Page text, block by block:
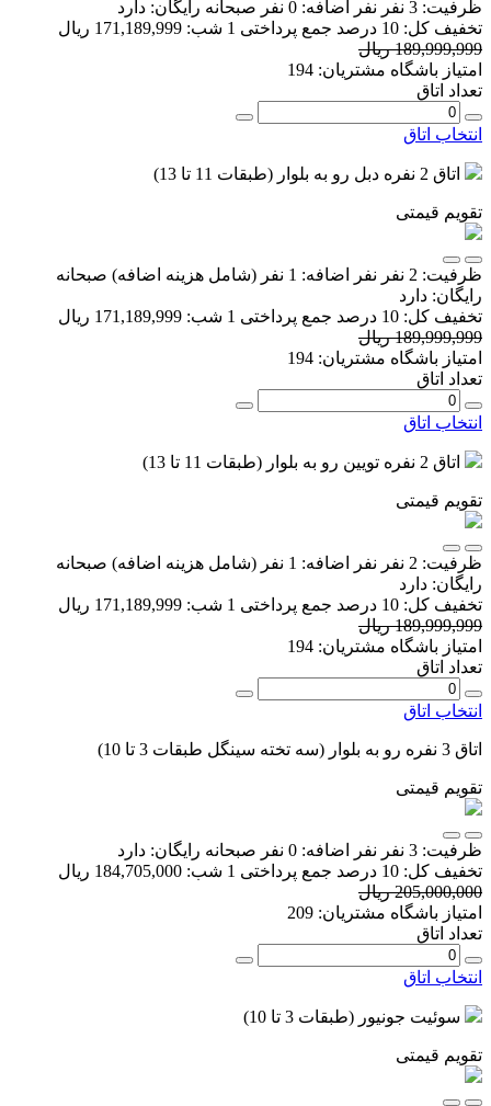
ظرفیت: 3 نفر نفر اضافه: 0 نفر صبحانه رایگان: دارد
تخفیف کل: 10 درصد جمع پرداختی 1 شب:
171,189,999 ریال
189,999,999 ریال
امتیاز باشگاه مشتریان: 194
تعداد اتاق
انتخاب اتاق
اتاق 2 نفره دبل رو به بلوار (طبقات 11 تا 13)
تقویم قیمتی
ظرفیت: 2 نفر نفر اضافه: 1 نفر (شامل هزینه اضافه) صبحانه
رایگان: دارد
تخفیف کل: 10 درصد جمع پرداختی 1 شب:
171,189,999 ریال
189,999,999 ریال
امتیاز باشگاه مشتریان: 194
تعداد اتاق
انتخاب اتاق
اتاق 2 نفره تویین رو به بلوار (طبقات 11 تا 13)
تقویم قیمتی
ظرفیت: 2 نفر نفر اضافه: 1 نفر (شامل هزینه اضافه) صبحانه
رایگان: دارد
تخفیف کل: 10 درصد جمع پرداختی 1 شب:
171,189,999 ریال
189,999,999 ریال
امتیاز باشگاه مشتریان: 194
تعداد اتاق
انتخاب اتاق
اتاق 3 نفره رو به بلوار (سه تخته سینگل طبقات 3 تا 10)
تقویم قیمتی
ظرفیت: 3 نفر نفر اضافه: 0 نفر صبحانه رایگان: دارد
تخفیف کل: 10 درصد جمع پرداختی 1 شب:
184,705,000 ریال
205,000,000 ریال
امتیاز باشگاه مشتریان: 209
تعداد اتاق
انتخاب اتاق
سوئیت جونیور (طبقات 3 تا 10)
تقویم قیمتی